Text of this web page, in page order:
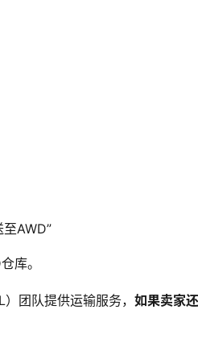
AWD”
库。
团队提供运输服务， 如果卖家